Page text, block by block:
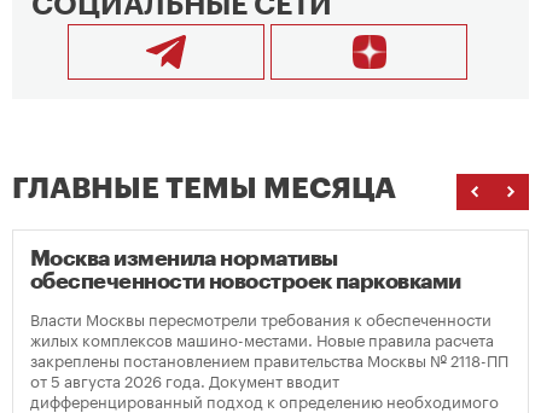
ГЛАВНЫЕ ТЕМЫ МЕСЯЦА
Москва изменила нормативы
обеспеченности новостроек парковками
Власти Москвы пересмотрели требования к обеспеченности
жилых комплексов машино-местами. Новые правила расчета
закреплены постановлением правительства Москвы № 2118-ПП
от 5 августа 2026 года. Документ вводит
дифференцированный подход к определению необходимого